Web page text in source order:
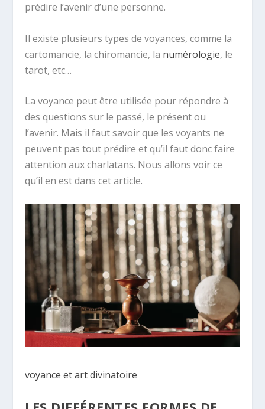
prédire l’avenir d’une personne.
Il existe plusieurs types de voyances, comme la
cartomancie, la chiromancie, la numérologie, le
tarot, etc…
La voyance peut être utilisée pour répondre à
des questions sur le passé, le présent ou
l’avenir. Mais il faut savoir que les voyants ne
peuvent pas tout prédire et qu’il faut donc faire
attention aux charlatans. Nous allons voir ce
qu’il en est dans cet article.
voyance et art divinatoire